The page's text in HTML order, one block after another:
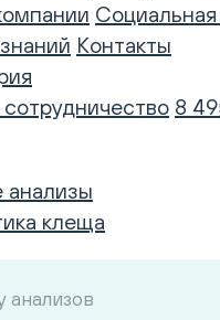
Контакты
8
анализы
клеща